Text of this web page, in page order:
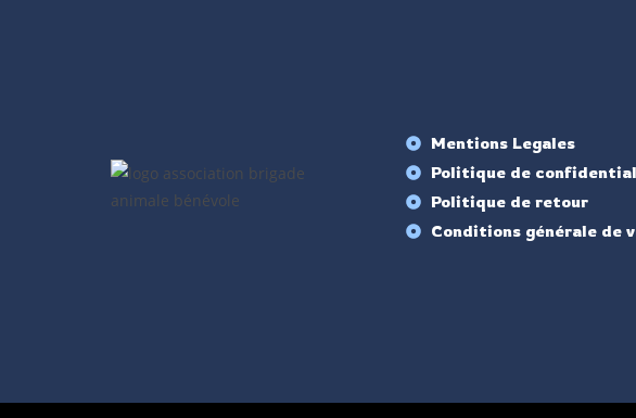
Mentions Legales
Politique de
Politique de retour
Conditions générale de